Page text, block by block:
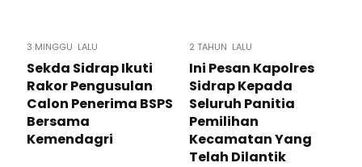
3 MINGGU LALU
Sekda Sidrap Ikuti
Rakor Pengusulan
Calon Penerima BSPS
Bersama
Kemendagri
2 TAHUN LALU
Ini Pesan Kapolres
Sidrap Kepada
Seluruh Panitia
Pemilihan
Kecamatan Yang
Telah Dilantik